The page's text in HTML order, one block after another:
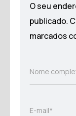
O seu
publicado.
marcados
Nome
E-mail*